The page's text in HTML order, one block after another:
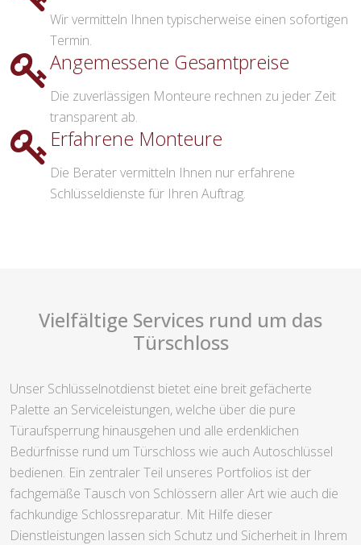
Wir vermitteln Ihnen typischerweise einen sofortigen
Termin.
Angemessene Gesamtpreise
Die zuverlässigen Monteure rechnen zu jeder Zeit
transparent ab.
Erfahrene Monteure
Die Berater vermitteln Ihnen nur erfahrene
Schlüsseldienste für Ihren Auftrag.
Vielfältige Services rund um das
Türschloss
Unser Schlüsselnotdienst bietet eine breit gefächerte
Palette an Serviceleistungen, welche über die pure
Türaufsperrung hinausgehen und alle erdenklichen
Bedürfnisse rund um Türschloss wie auch Autoschlüssel
bedienen. Ein zentraler Teil unseres Portfolios ist der
fachgemäße Tausch von Schlössern aller Art wie auch die
fachkundige Schlossreparatur. Mit Hilfe dieser
Dienstleistungen lassen sich Schutz und Sicherheit in Ihrem